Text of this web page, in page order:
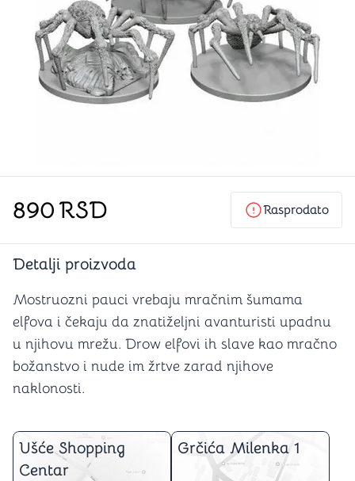
890RSD Rasprodato
Detalji proizvoda
Mostruozni pauci vrebaju mračnim šumama
elfova i čekaju da znatiželjni avanturisti upadnu
u njihovu mrežu. Drow elfovi ih slave kao mračno
božanstvo i nude im žrtve zarad njihove
naklonosti.
Ušće Shopping
Centar
Grčića Milenka 1